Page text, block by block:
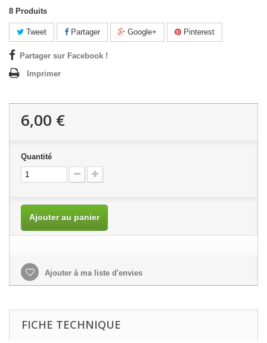
8 Produits
Tweet Partager Google+ Pinterest
Partager sur Facebook !
Imprimer
6,00 €
Quantité
Ajouter au panier
Ajouter à ma liste d'envies
FICHE TECHNIQUE